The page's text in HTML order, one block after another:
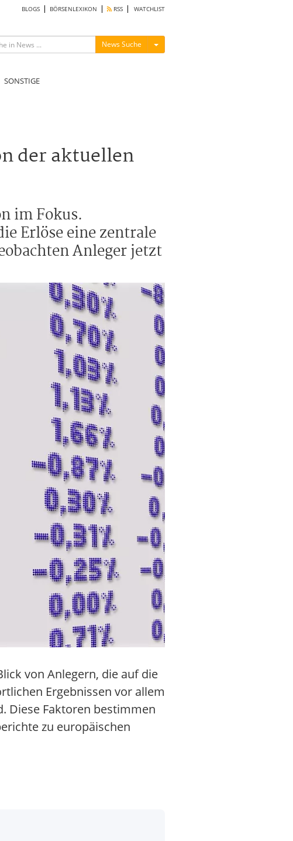
BLOGS BÖRSENLEXIKON RSS WATCHLIST
News Suche Menü ein-/ausblenden
SONSTIGE
der aktuellen
im Fokus.
Erlöse eine zentrale
Anleger jetzt
von Anlegern, die auf die
Ergebnissen vor allem
Diese Faktoren bestimmen
zu europäischen